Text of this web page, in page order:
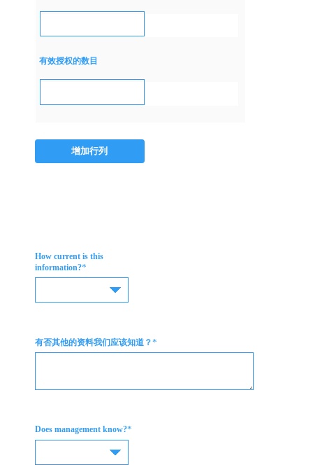
有效授权的数目
增加行列
How current is this
information?*
有否其他的资料我们应该知道？*
Does management know?*